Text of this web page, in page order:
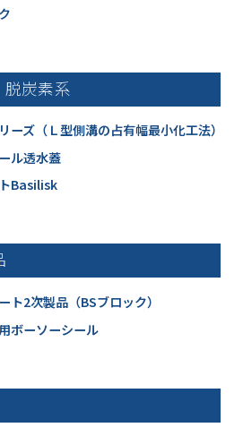
脱炭素系
ーズ（Ｌ型側溝の占有幅最小化工法）
ル透水蓋
Basilisk
ト2次製品（BSブロック）
ボーソーシール